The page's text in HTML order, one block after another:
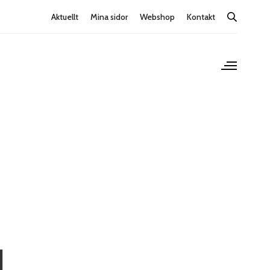
Aktuellt Mina sidor Webshop Kontakt